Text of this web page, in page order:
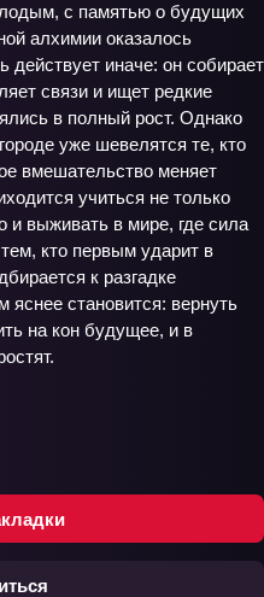
с памятью о будущих
алхимии оказалось
действует иначе: он собирает
связи и ищет редкие
в полный рост. Однако
уже шевелятся те, кто
вмешательство меняет
учиться не только
и выживать в мире, где сила
кто первым ударит в
к разгадке
яснее становится: вернуть
на кон будущее, и в